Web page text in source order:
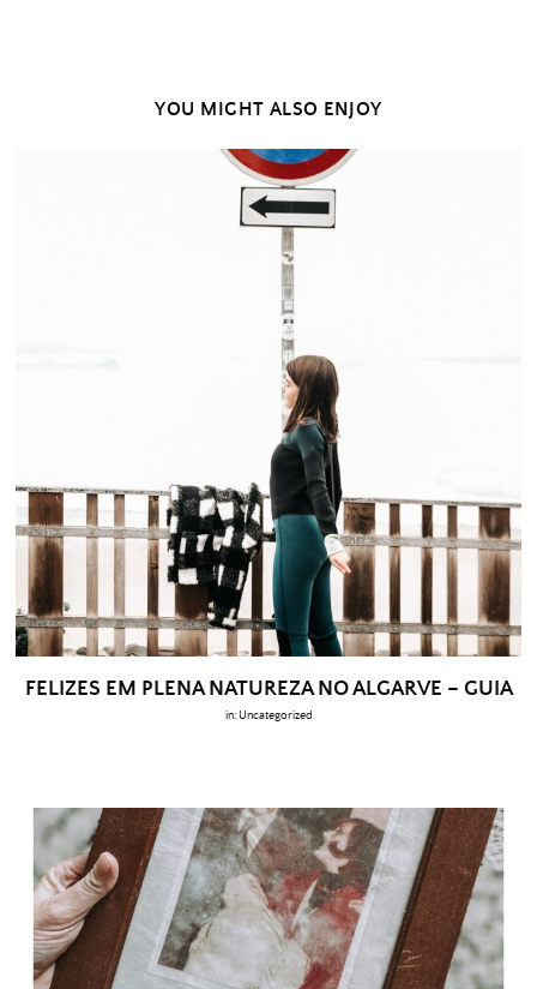
YOU MIGHT ALSO ENJOY
FELIZES EM PLENA NATUREZA NO ALGARVE – GUIA
in: Uncategorized